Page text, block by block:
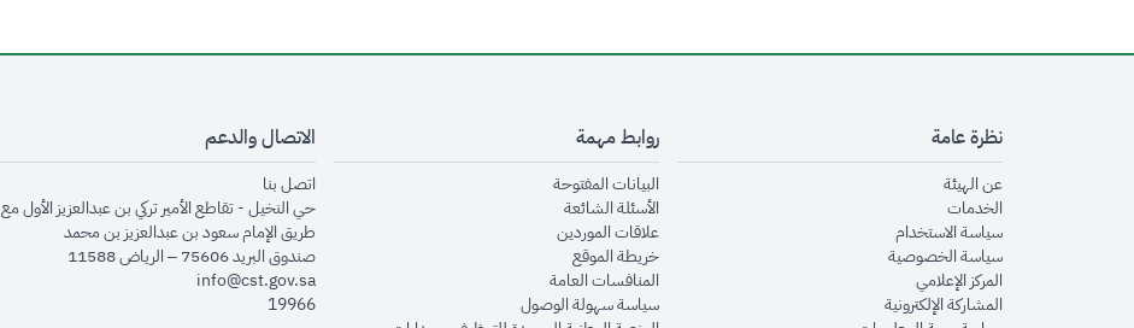
نظرة عامة
عن الهيئةopens in new window
الخدماتopens in new window
سياسة الاستخدام
سياسة الخصوصيةopens in new window
المركز الإعلاميopens in new window
المشاركة الإلكترونيةopens in new window
روابط مهمة
البيانات المفتوحةopens in new window
الأسئلة الشائعةopens in new window
علاقات الموردينopens in new window
خريطة الموقعopens in new window
المنافسات العامةopens in new window
سياسة سهولة الوصولopens in new window
الاتصال والدعم
اتصل بنا
حي النخيل - تقاطع الأمير تركي بن عبدالعزيز الأول مع
طريق الإمام سعود بن عبدالعزيز بن محمد
صندوق البريد 75606 – الرياض 11588
info@cst.gov.sa
19966